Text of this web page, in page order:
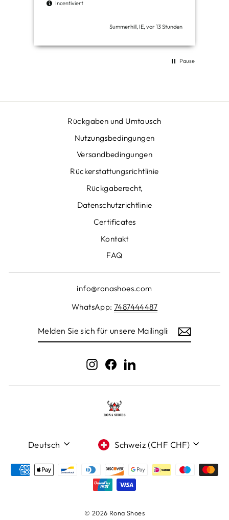
Incentiviert
Summerhill, IE, vor 13 Stunden
Pause
Rückgaben und Umtausch
Nutzungsbedingungen
Versandbedingungen
Rückerstattungsrichtlinie
Rückgaberecht,
Datenschutzrichtlinie
Certificates
Kontakt
FAQ
info@ronashoes.com
WhatsApp: 7487444487
Instagram
FacebookLinkedIn
Sprache
Deutsch Währung
Schweiz (CHF CHF)
© 2026 Rona Shoes